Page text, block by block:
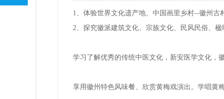
1、体验世界文化遗产地、中国画里乡村--徽州古
2、探究徽派建筑文化、宗族文化、民风民俗、楹
学习了解优秀的传统中医文化，新安医学文化，
享用徽州特色风味餐、欣赏黄梅戏演出。学唱黄梅